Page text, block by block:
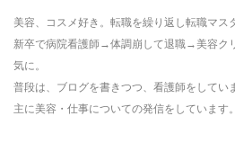
美容、コスメ好き。転職を繰り返し転職マス
新卒で病院看護師→体調崩して退職→美容ク
気に。
普段は、ブログを書きつつ、看護師をしてい
主に美容・仕事についての発信をしています。